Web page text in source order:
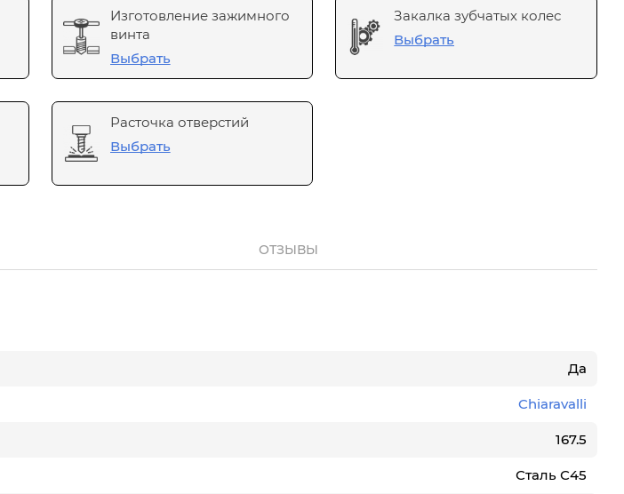
Изготовление зажимного
винта
Выбрать
Закалка зубчатых колес
Выбрать
Расточка отверстий
Выбрать
ОТЗЫВЫ
Да
Chiaravalli
167.5
Сталь С45